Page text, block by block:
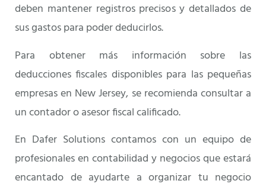
deben mantener registros precisos y detallados de
sus gastos para poder deducirlos.
Para obtener más información sobre las
deducciones fiscales disponibles para las pequeñas
empresas en New Jersey, se recomienda consultar a
un contador o asesor fiscal calificado.
En Dafer Solutions contamos con un equipo de
profesionales en contabilidad y negocios que estará
encantado de ayudarte a organizar tu negocio